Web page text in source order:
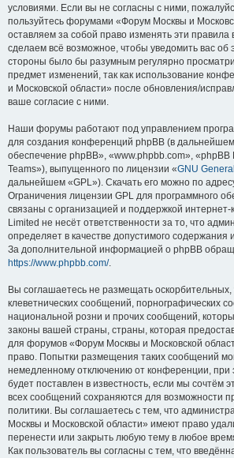
условиями. Если вы не согласны с ними,
пользуйтесь форумами «Форум Москвы и
оставляем за собой право изменять эти правила
сделаем всё возможное, чтобы уведомить вас об
стороны было бы разумным регулярно
предмет изменений, так как использование
и Московской области» после обновления/
ваше согласие с ними.
Наши форумы работают под управлением
для создания конференций phpBB (в
обеспечение phpBB», «www.phpbb.com», «phpBB
Teams»), выпущенного по лицензии «GNU
дальнейшем «GPL»). Скачать его можно по
Ограничения лицензии GPL для программного
связаны с организацией и поддержкой
Limited не несёт ответственности за то, что
определяет в качестве допустимого содержания
За дополнительной информацией о phpBB
https://www.phpbb.com/.
Вы соглашаетесь не размещать
клеветнических сообщений, порнографических
национальной розни и прочих сообщений,
законы вашей страны, страны, которая
для форумов «Форум Москвы и Московской
право. Попытки размещения таких сообщений
немедленному отключению от конференции, при
будет поставлен в известность, если мы сочтём
всех сообщений сохраняются для возможности
политики. Вы соглашаетесь с тем, что
Москвы и Московской области» имеют право
перенести или закрыть любую тему в любое
Как пользователь вы согласны с тем, что